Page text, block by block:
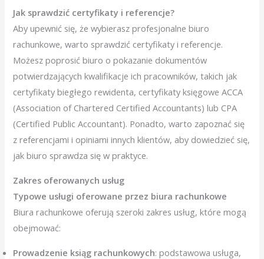
Jak sprawdzić certyfikaty i referencje?
Aby upewnić się, że wybierasz profesjonalne biuro
rachunkowe, warto sprawdzić certyfikaty i referencje.
Możesz poprosić biuro o pokazanie dokumentów
potwierdzających kwalifikacje ich pracowników, takich jak
certyfikaty biegłego rewidenta, certyfikaty księgowe ACCA
(Association of Chartered Certified Accountants) lub CPA
(Certified Public Accountant). Ponadto, warto zapoznać się
z referencjami i opiniami innych klientów, aby dowiedzieć się,
jak biuro sprawdza się w praktyce.
Zakres oferowanych usług
Typowe usługi oferowane przez biura rachunkowe
Biura rachunkowe oferują szeroki zakres usług, które mogą
obejmować:
Prowadzenie ksiąg rachunkowych: podstawowa usługa,